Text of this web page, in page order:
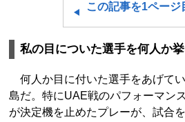
この記事を1ページ
私の目についた選手を何人か
何人か目に付いた選手をあげてい
島だ。特にUAE戦のパフォーマン
が決定機を止めたプレーが、試合